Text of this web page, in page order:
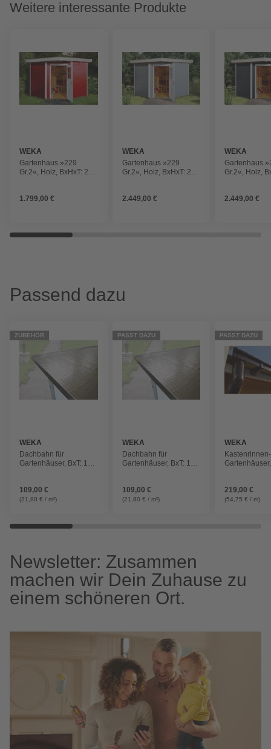
Weitere interessante Produkte
WEKA
Gartenhaus »229
Gr.2«, Holz, BxHxT: 270
Dachüberstand)
1.799,00 €
WEKA
Gartenhaus »229
Gr.2«, Holz, BxHxT: 270
Dachüberstand)
2.449,00 €
WEKA
Gartenhaus
Gr.2«, Holz,
2.449,00 €
Passend dazu
ZUBEHÖR
WEKA
Dachbahn für
Gartenhäuser, BxT: 100
109,00 €
(21,80 € / m²)
PASST DAZU
WEKA
Dachbahn für
Gartenhäuser, BxT: 100
109,00 €
(21,80 € / m²)
PASST DAZU
WEKA
Gartenhäuser,
219,00 €
(54,75 € / m)
Newsletter: Zusammen
machen wir Dein Zuhause zu
einem schöneren Ort.